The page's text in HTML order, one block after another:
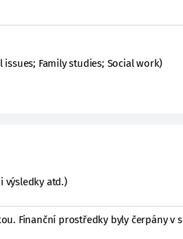
Family studies; Social work)
výsledky atd.)
Finanční prostředky byly čerpány v